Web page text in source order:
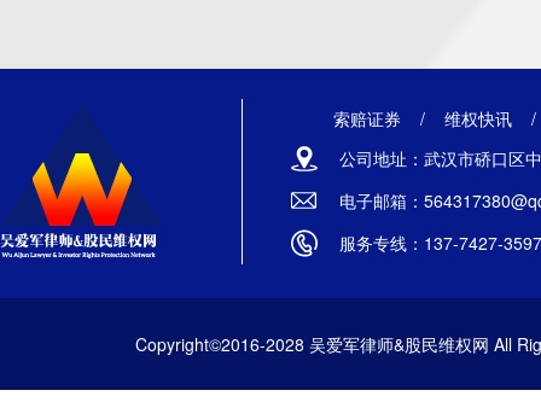
索赔证券 / 维权快讯
公司地址：武汉市硚口区
电子邮箱：
服务专线：137-7427-3597
Copyright©2016-2028 吴爱军律师&股民维权网 All